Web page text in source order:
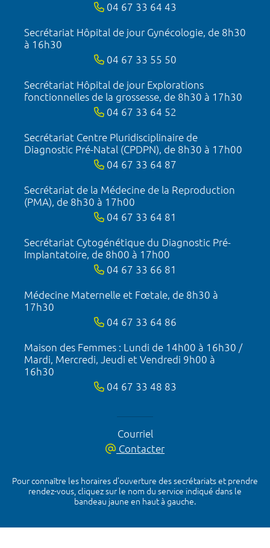
04 67 33 64 43
Secrétariat Hôpital de jour Gynécologie, de 8h30
à 16h30
04 67 33 55 50
Secrétariat Hôpital de jour Explorations
fonctionnelles de la grossesse, de 8h30 à 17h30
04 67 33 64 52
Secrétariat Centre Pluridisciplinaire de
Diagnostic Pré-Natal (CPDPN), de 8h30 à 17h00
04 67 33 64 87
Secrétariat de la Médecine de la Reproduction
(PMA), de 8h30 à 17h00
04 67 33 64 81
Secrétariat Cytogénétique du Diagnostic Pré-
Implantatoire, de 8h00 à 17h00
04 67 33 66 81
Médecine Maternelle et Fœtale, de 8h30 à
17h30
04 67 33 64 86
Maison des Femmes : Lundi de 14h00 à 16h30 /
Mardi, Mercredi, Jeudi et Vendredi 9h00 à
16h30
04 67 33 48 83
Courriel
Contacter
Pour connaître les horaires d’ouverture des secrétariats et prendre
rendez-vous, cliquez sur le nom du service indiqué dans le
bandeau jaune en haut à gauche.